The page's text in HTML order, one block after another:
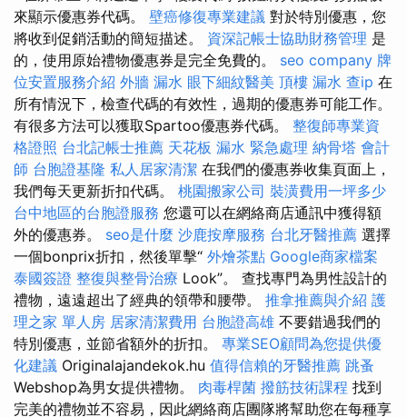
來顯示優惠券代碼。 壁癌修復專業建議 對於特別優惠，您
將收到促銷活動的簡短描述。 資深記帳士協助財務管理 是
的，使用原始禮物優惠券是完全免費的。 seo company 牌
位安置服務介紹 外牆 漏水 眼下細紋醫美 頂樓 漏水 查ip 在
所有情況下，檢查代碼的有效性，過期的優惠券可能工作。
有很多方法可以獲取Spartoo優惠券代碼。 整復師專業資
格證照 台北記帳士推薦 天花板 漏水 緊急處理 納骨塔 會計
師 台胞證基隆 私人居家清潔 在我們的優惠券收集頁面上，
我們每天更新折扣代碼。 桃園搬家公司 裝潢費用一坪多少
台中地區的台胞證服務 您還可以在網絡商店通訊中獲得額
外的優惠券。 seo是什麼 沙鹿按摩服務 台北牙醫推薦 選擇
一個bonprix折扣，然後單擊“ 外燴茶點 Google商家檔案
泰國簽證 整復與整骨治療 Look”。 查找專門為男性設計的
禮物，遠遠超出了經典的領帶和腰帶。 推拿推薦與介紹 護
理之家 單人房 居家清潔費用 台胞證高雄 不要錯過我們的
特別優惠，並節省額外的折扣。 專業SEO顧問為您提供優
化建議 Originalajandekok.hu 值得信賴的牙醫推薦 跳蚤
Webshop為男女提供禮物。 肉毒桿菌 撥筋技術課程 找到
完美的禮物並不容易，因此網絡商店團隊將幫助您在每種享